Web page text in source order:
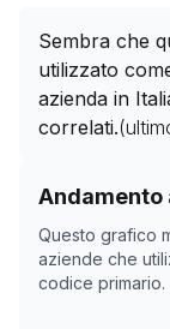
Sembra che
utilizzato
azienda in
correlati.
Andamento
Questo grafico
aziende che
codice primario.
Storico
30/04/2025
31/10/2025